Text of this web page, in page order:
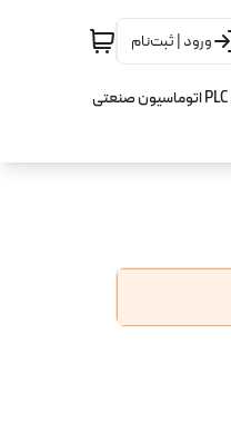
ورود | ثبت‌نام